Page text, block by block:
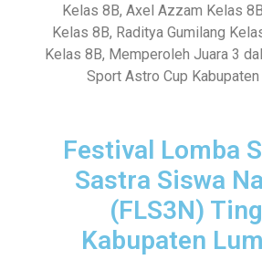
Kelas 8B, Axel Azzam Kelas
Kelas 8B, Raditya Gumilang
Kelas 8B, Memperoleh Juara 3
Sport Astro Cup Kabupaten
Festival Lomba
Sastra Siswa
(FLS3N)
Kabupaten